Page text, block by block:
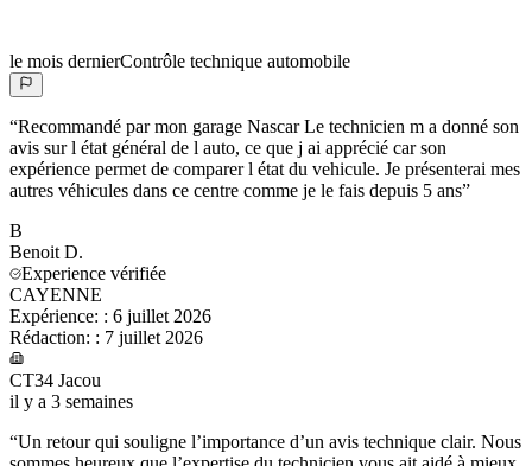
le mois dernierContrôle technique automobile
“Recommandé par mon garage Nascar Le technicien m a donné son
avis sur l état général de l auto, ce que j ai apprécié car son
expérience permet de comparer l état du vehicule. Je présenterai mes
autres véhicules dans ce centre comme je le fais depuis 5 ans”
B
Benoit D.
Experience vérifiée
CAYENNE
Expérience: : 6 juillet 2026
Rédaction: : 7 juillet 2026
CT34 Jacou
il y a 3 semaines
“Un retour qui souligne l’importance d’un avis technique clair. Nous